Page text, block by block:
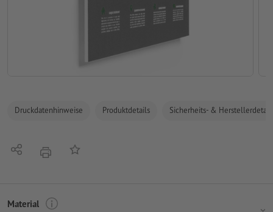
Druckdatenhinweise Produktdetails Sicherheits- &
Teilen DruckenAuf die Merkliste
Material